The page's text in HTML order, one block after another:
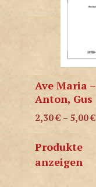
Ave Maria –
Anton, Gus
2,30€ – 5,00€
Produkte
anzeigen